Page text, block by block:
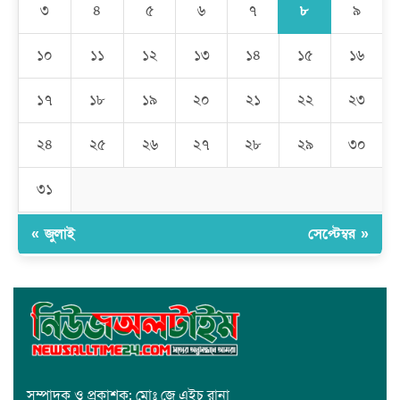
সাধারণ মানুষ
মেহেদীপুর গ্রামে ব্যতিক্রমী আয়োজন: একত্রে ঈদের জামাতে পুরো গ্রাম
রমজান উপলক্ষে সাভারে মানবাধিকার সংস্থার ইফতার
জাবাল-ই-নূর মডেল মাদ্রাসায় ১২তম বার্ষিক পুরস্কার বিতরণ ও বালিকা
৩ ৪ ৫ ৬ ৭ ৮ ৯
১০ ১১ ১২ ১৩ ১৪ ১৫ ১৬
১৭ ১৮ ১৯ ২০ ২১ ২২ ২৩
২৪ ২৫ ২৬ ২৭ ২৮ ২৯ ৩০
৩১
« জুলাই সেপ্টেম্বর »
সম্পাদক ও প্রকাশক: মোঃ জে এইচ রানা